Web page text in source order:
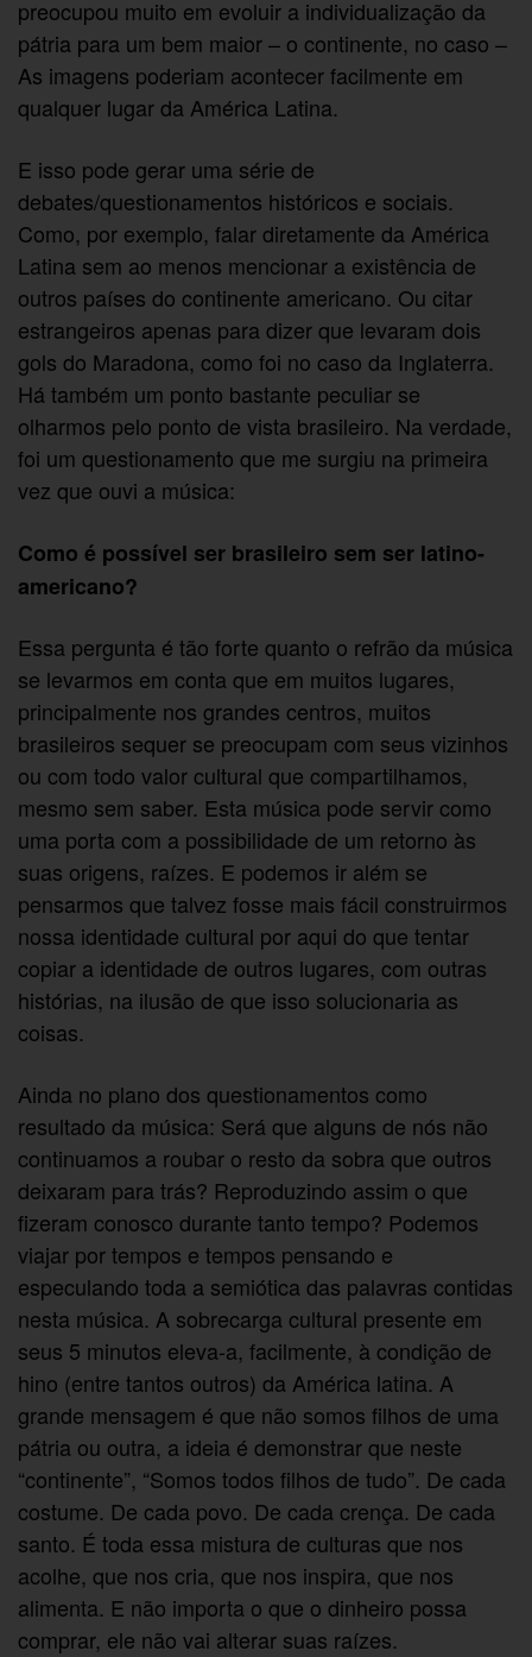
preocupou muito em evoluir a individualização da
pátria para um bem maior – o continente, no caso –
As imagens poderiam acontecer facilmente em
qualquer lugar da América Latina.
E isso pode gerar uma série de
debates/questionamentos históricos e sociais.
Como, por exemplo, falar diretamente da América
Latina sem ao menos mencionar a existência de
outros países do continente americano. Ou citar
estrangeiros apenas para dizer que levaram dois
gols do Maradona, como foi no caso da Inglaterra.
Há também um ponto bastante peculiar se
olharmos pelo ponto de vista brasileiro. Na verdade,
foi um questionamento que me surgiu na primeira
vez que ouvi a música:
Como é possível ser brasileiro sem ser latino-
americano?
Essa pergunta é tão forte quanto o refrão da música
se levarmos em conta que em muitos lugares,
principalmente nos grandes centros, muitos
brasileiros sequer se preocupam com seus vizinhos
ou com todo valor cultural que compartilhamos,
mesmo sem saber. Esta música pode servir como
uma porta com a possibilidade de um retorno às
suas origens, raízes. E podemos ir além se
pensarmos que talvez fosse mais fácil construirmos
nossa identidade cultural por aqui do que tentar
copiar a identidade de outros lugares, com outras
histórias, na ilusão de que isso solucionaria as
coisas.
Ainda no plano dos questionamentos como
resultado da música: Será que alguns de nós não
continuamos a roubar o resto da sobra que outros
deixaram para trás? Reproduzindo assim o que
fizeram conosco durante tanto tempo? Podemos
viajar por tempos e tempos pensando e
especulando toda a semiótica das palavras contidas
nesta música. A sobrecarga cultural presente em
seus 5 minutos eleva-a, facilmente, à condição de
hino (entre tantos outros) da América latina. A
grande mensagem é que não somos filhos de uma
pátria ou outra, a ideia é demonstrar que neste
“continente”, “Somos todos filhos de tudo”. De cada
costume. De cada povo. De cada crença. De cada
santo. É toda essa mistura de culturas que nos
acolhe, que nos cria, que nos inspira, que nos
alimenta. E não importa o que o dinheiro possa
comprar, ele não vai alterar suas raízes.